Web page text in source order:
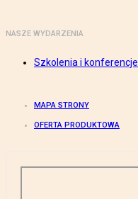
NASZE WYDARZENIA
Szkolenia i konferencje
MAPA STRONY
OFERTA PRODUKTOWA